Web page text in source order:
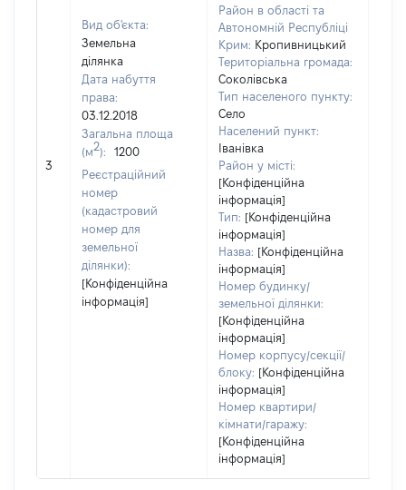
3
Вид об'єкта:
Земельна
ділянка
Дата набуття
права:
03.12.2018
Загальна площа
(м2):
1200
Реєстраційний
номер
(кадастровий
номер для
земельної
ділянки):
[Конфіденційна
інформація]
Район в області та
Автономній Республіці
Крим: Кропивницький
Територіальна громада:
Соколівська
Тип населеного пункту:
Село
Населений пункт:
Іванівка
Район у місті:
[Конфіденційна
інформація]
Тип: [Конфіденційна
інформація]
Назва: [Конфіденційна
інформація]
Номер будинку/
земельної ділянки:
[Конфіденційна
інформація]
Номер корпусу/секції/
блоку: [Конфіденційна
інформація]
Номер квартири/
кімнати/гаражу:
[Конфіденційна
інформація]